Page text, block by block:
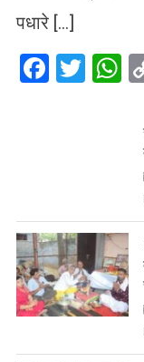
पधारे […]